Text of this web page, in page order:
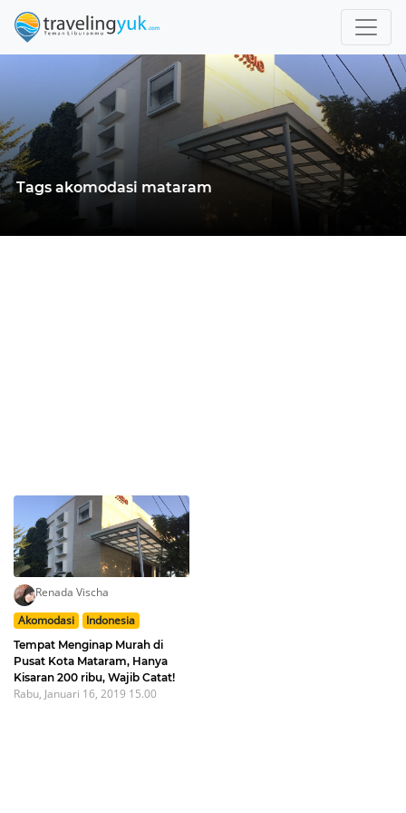
Tags akomodasi mataram
Renada Vischa
Akomodasi
Indonesia
Tempat Menginap Murah di
Pusat Kota Mataram, Hanya
Kisaran 200 ribu, Wajib Catat!
Rabu, Januari 16, 2019 15.00